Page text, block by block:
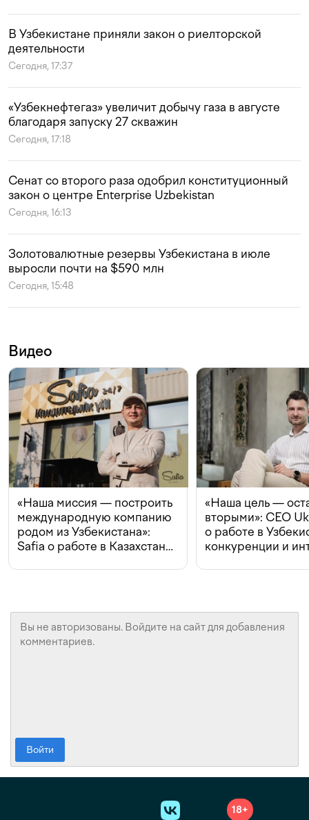
В Узбекистане приняли закон о риелторской
деятельности
Сегодня, 17:37
«Узбекнефтегаз» увеличит добычу газа в августе
благодаря запуску 27 скважин
Сегодня, 17:18
Сенат со второго раза одобрил конституционный
закон о центре Enterprise Uzbekistan
Сегодня, 16:13
Золотовалютные резервы Узбекистана в июле
выросли почти на $590 млн
Сегодня, 15:48
Видео
«Наша миссия — построить
международную компанию
родом из Узбекистана»:
Safia о работе в Казахстане,
«Наша цель —
вторыми»: CEO
о работе в
конкуренции и
Войти
18+